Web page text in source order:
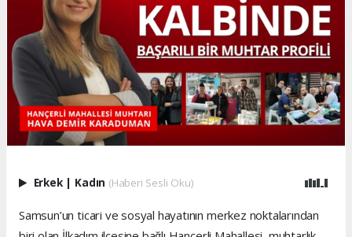
Erkek | Kadın (Haberi Sesli Oku)
Samsun’un ticari ve sosyal hayatının merkez noktalarından